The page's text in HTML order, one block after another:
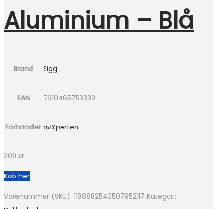
Aluminium – Blå
Brand Sigg
EAN 7610465753330
Forhandler avXperten
209 kr.
Køb her
Varenummer (SKU): 1188882540507952117 Kategori: